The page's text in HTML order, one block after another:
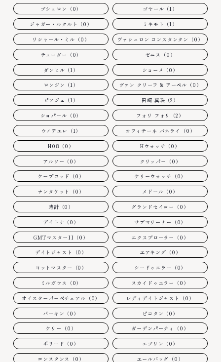
ブシュロン（0） ゴヤール（1）
ジャガー・ルクルト（0） ミキモト（1）
リシャール・ミル（0） ヴァシュロン コンスタンタン（0）
チューダー（0） ゼニス（0）
ダンヒル（1） ショーメ（0）
ロンジン（1） ヴァン クリーフ & アーペル（0）
ピアジェ（1） 田崎 真珠（2）
ショパール（0） フォリ フォリ（2）
ウノアエレ（1） オフィチーネ パネライ（0）
H08（0） Hウォッチ（0）
アルソー（0） クリッパー（0）
ケープコッド（0） ケリーウォッチ（0）
ナンタケット（0） メドール（0）
時計（0） グランドセイコー（0）
デイトナ（0） サブマリーナー（0）
GMTマスターII（0） エクスプローラー（0）
デイトジャスト（0） エアキング（0）
ヨットマスター（0） シードゥエラー（0）
ミルガウス（0） スカイドゥエラー（0）
オイスターパーペチュアル（0） レディデイトジャスト（0）
バーキン（0） ピコタン（0）
ケリー（0） ガーデンパーティ（0）
ボリード（0） エブリン（0）
コンスタンス（0） エールバッグ（0）